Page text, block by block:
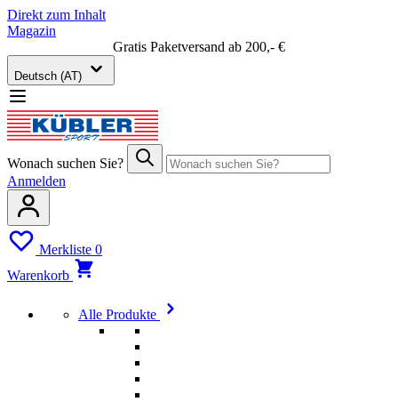
Direkt zum Inhalt
Magazin
Gratis Paketversand ab 200,- €
Deutsch (AT)
Wonach suchen Sie?
Anmelden
Merkliste 0
Warenkorb
Alle Produkte